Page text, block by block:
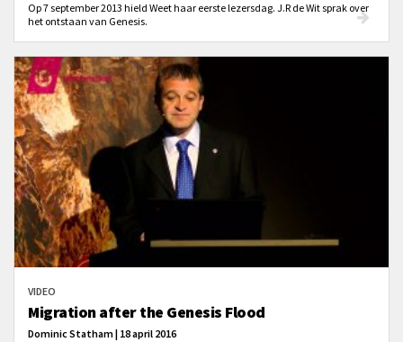
Op 7 september 2013 hield Weet haar eerste lezersdag. J.R de Wit sprak over
het ontstaan van Genesis.
VIDEO
Migration after the Genesis Flood
Dominic Statham | 18 april 2016